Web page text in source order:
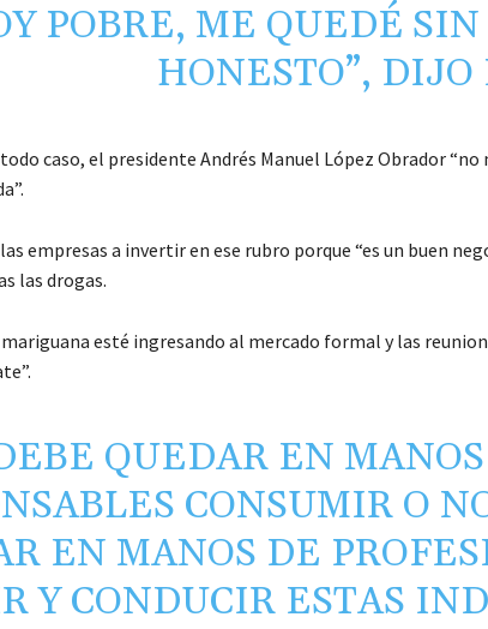
POBRE, ME QUEDÉ
HONESTO”, DIJO
caso, el presidente Andrés Manuel López Obrador
empresas a invertir en ese rubro porque “es un buen
las drogas.
esté ingresando al mercado formal y las
QUEDAR EN
CONSUMIR O
EN MANOS DE
Y CONDUCIR ESTAS